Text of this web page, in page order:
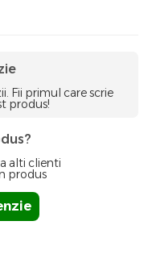
Fii primul care scrie
produs!
alti clienti
produs